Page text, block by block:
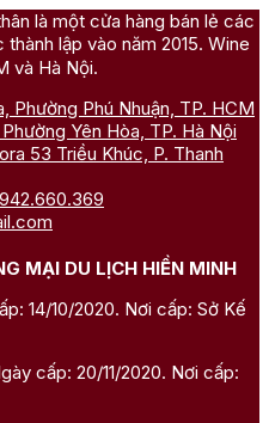
là một cửa hàng bán lẻ các
lập vào năm 2015. Wine
và Hà Nội.
Phường Phú Nhuận, TP. HCM
Yên Hòa, TP. Hà Nội
53 Triều Khúc, P. Thanh
MẠI DU LỊCH HIỀN MINH
14/10/2020. Nơi cấp: Sở Kế
cấp: 20/11/2020. Nơi cấp: